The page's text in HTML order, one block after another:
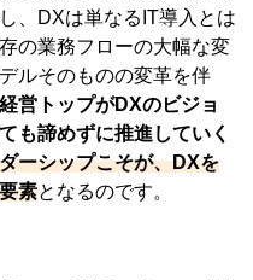
、DXは単なるIT導入とは
の業務フローの大幅な変
ルそのものの変革を伴
経営トップがDXのビジョ
も諦めずに推進していく
ーシップこそが、DXを
素となるのです。